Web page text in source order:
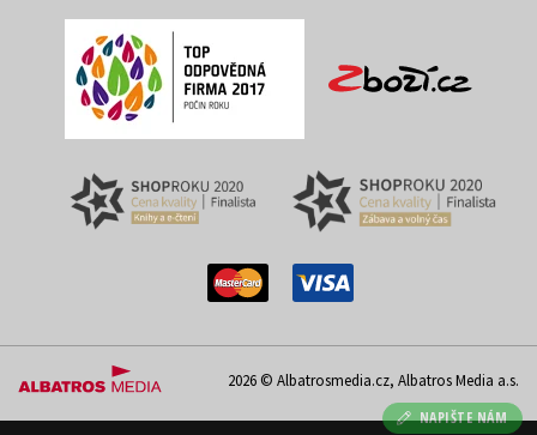
NAPIŠTE NÁM
2026 © Albatrosmedia.cz, Albatros Media a.s.